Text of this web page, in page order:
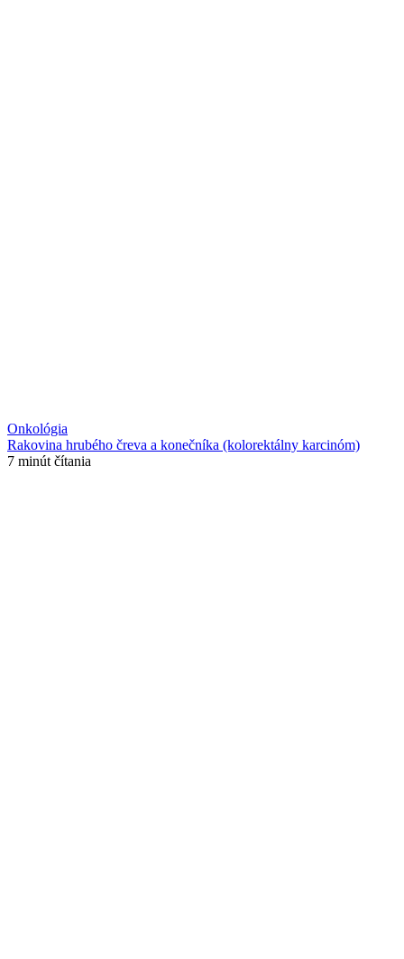
Onkológia
Rakovina hrubého čreva a konečníka (kolorektálny karcinóm)
7 minút čítania